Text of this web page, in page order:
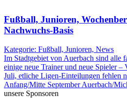
Fußball, Junioren,
Nachwuchs-Basis
Kategorie: Fußball, Junioren, News
Im Stadtgebiet von Auerbach sind alle
einige neue Trainer und neue Spieler
Juli, etliche Ligen-Einteilungen fehlen
Anfang/Mitte September Auerbach/
unsere Sponsoren